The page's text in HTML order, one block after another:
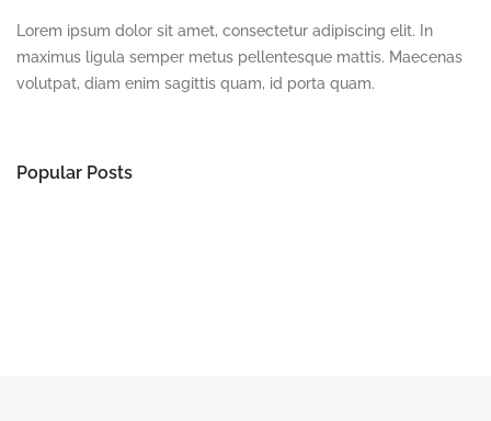
Lorem ipsum dolor sit amet, consectetur adipiscing elit. In
maximus ligula semper metus pellentesque mattis. Maecenas
volutpat, diam enim sagittis quam, id porta quam.
Popular Posts